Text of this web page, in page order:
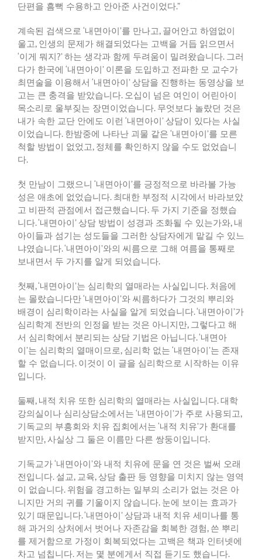
단편을 흠뻑 수용하고 안아준 사건이었다.”
계속된 검색으로 ‘내면아이’를 만나고, 끌어안고 하염없이
울고, 인생의 문제가 해결되었다는 고백을 거듭 읽으면서
‘이게 뭐지?’하는 생각과 함께 두려움이 밀려왔습니다. 그러
다가 한국에 ‘내면아이’ 이론을 도입하고 전파한 모 교수가
최면술을 이용해서 ‘내면아이’ 상담을 진행하는 동영상을 보
고는 큰 충격을 받았습니다. 오십이 넘은 여인이 어린아이
목소리로 울부짖는 장면이었습니다. 무엇보다 놀랐던 것은
내가 속한 교단 안에도 이런 ‘내면아이’ 상담이 있다는 사실
이었습니다. 한밤중에 나타난 괴물 같은 ‘내면아이’를 모른
척할 방법이 없었고, 정체를 확인하지 않을 수도 없었습니
다.
첫 만남이 그랬으니 ‘내면아이’를 긍정적으로 바라볼 가능
성은 애초에 없었습니다. 최대한 부정적 시각에서 바라보았
고 비판적 관점에서 접근했습니다. 두 가지 기준을 정했습
니다. ‘내면아이’ 상담 방법이 성경과 조화될 수 있는가와, 내
아이들과 섬기는 성도들을 그러한 상담자에게 맡길 수 있느
냐였습니다. ‘내면아이’와의 씨름으로 그해 여름을 통째로
보내면서 두 가지를 알게 되었습니다.
첫째, ‘내면아이’는 심리학의 열매라는 사실입니다. 처음에
는 몰랐습니다만‘내면아이’와 씨름하다가 그것의 뿌리와
배경이 심리학이라는 사실을 알게 되었습니다. ‘내면아이’가
심리학계 전반의 인정을 받는 것은 아니지만, 그렇다고 해
서 심리학에서 분리되는 상담 기법은 아닙니다. ‘내면아
이’는 심리학의 열매이므로, 심리학 없는 ‘내면아이’는 존재
할 수 없습니다. 이것이 이 글을 심리학으로 시작하는 이유
입니다.
둘째, 내적 치유 또한 심리학의 열매라는 사실입니다.대학
강의실이나 심리상담소에서는 ‘내면아이’가 주로 사용되고,
기독교의 부흥회와 치유 집회에서는 ‘내적 치유’가 환대를
받지만,사실상 그 둘은 이름만 다른 쌍둥이입니다.
기독교가‘내면아이’와 내적 치유에 문을 연 것은 벌써 오래
전입니다. 설교, 교육, 상담 출판 등 영향을 미치지 않는 영역
이 없습니다. 위험을 경고하는 일부의 소리가 없는 것은 아
니지만 거의 귀를 기울이지 않습니다. 눈에 보이는 효과가
있기 때문입니다. ‘내면아이’ 상담과 내적 치유 세미나를 통
해 과거의 상처에서 벗어나 자존감을 회복한 경험, 쓴 뿌리
를 제거함으로 가정이 회복되었다는 고백은 책과 인터넷에
차고 넘칩니다. 저는 몇 분에게서 직접 듣기도 했습니다.